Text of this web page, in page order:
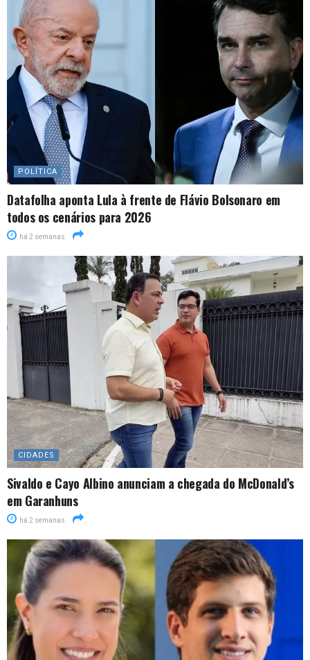
POLÍTICA
Datafolha aponta Lula à frente de Flávio Bolsonaro em
todos os cenários para 2026
há 2 semanas
CIDADES
Sivaldo e Cayo Albino anunciam a chegada do McDonald’s
em Garanhuns
há 2 semanas